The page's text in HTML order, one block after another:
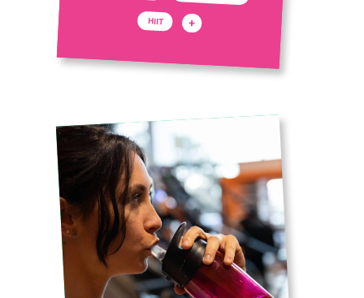
HIIT +